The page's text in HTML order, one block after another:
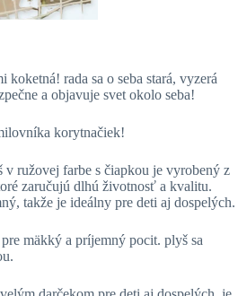
rada sa o seba stará, vyzerá
a objavuje svet okolo seba!
korytnačiek!
ružovej farbe s čiapkou je vyrobený z
zaručujú dlhú životnosť a kvalitu.
takže je ideálny pre deti aj dospelých.
mäkký a príjemný pocit. plyš sa